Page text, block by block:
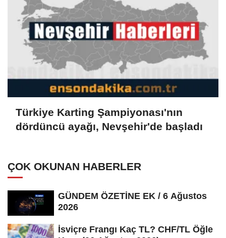
Türkiye Karting Şampiyonası'nın
dördüncü ayağı, Nevşehir'de başladı
ÇOK OKUNAN HABERLER
GÜNDEM ÖZETİNE EK / 6 Ağustos
2026
İsviçre Frangı Kaç TL? CHF/TL Öğle